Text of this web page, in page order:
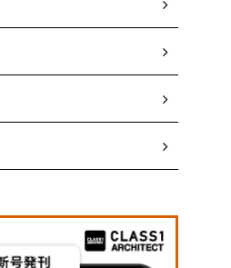
を設置し、床に埋め込
れています（
床の段差部分を利用し
所へ設置することに。
み床下へ風を送るた
ためにお施主様が簡単